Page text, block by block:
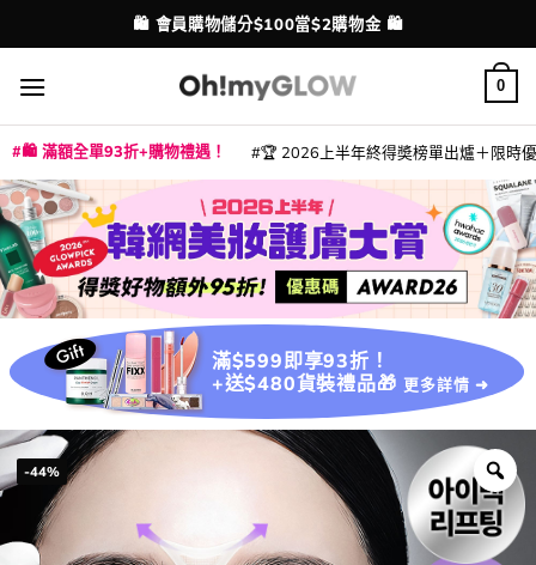
to
content
配送港澳
💳 支援消費券、FPS、八達通、PAYME、信用卡付款
0
🛍️ 滿額全單93折+購物禮遇！ 🏆 2026上半年終得奬榜單出爐＋限時
滿$599即享93折！
+送$480貨裝禮品🎁 更多詳情 ➜
-44%